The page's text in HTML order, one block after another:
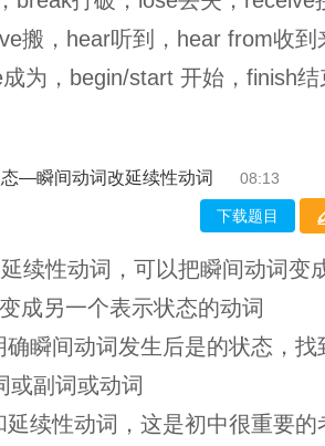
搬，hear听到，hear from收到
为，begin/start 开始，finish结
—瞬间动词改延续性动词 08:13
下载题目
续性动词，可以把瞬间动词变
成另一个表示状态的动词
确瞬间动词发生后是的状态，找
或副词或动词
延续性动词，这是初中很重要的